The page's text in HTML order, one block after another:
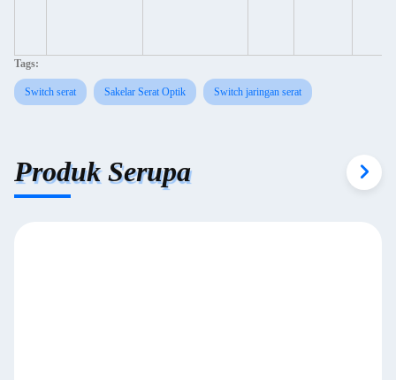
Tags:
Switch serat Sakelar Serat Optik Switch jaringan serat
Produk Serupa